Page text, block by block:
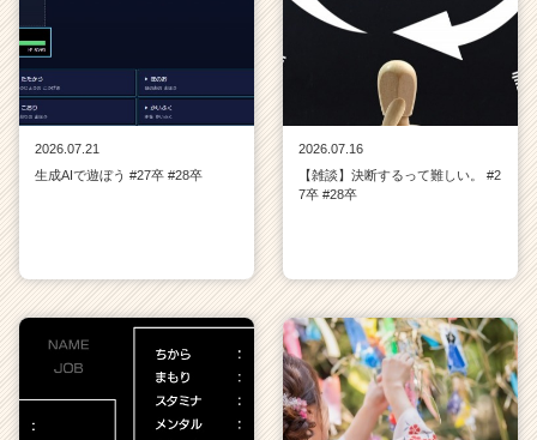
2026.07.21
生成AIで遊ぼう #27卒 #28卒
2026.07.16
【雑談】決断するって難しい。 #2
7卒 #28卒